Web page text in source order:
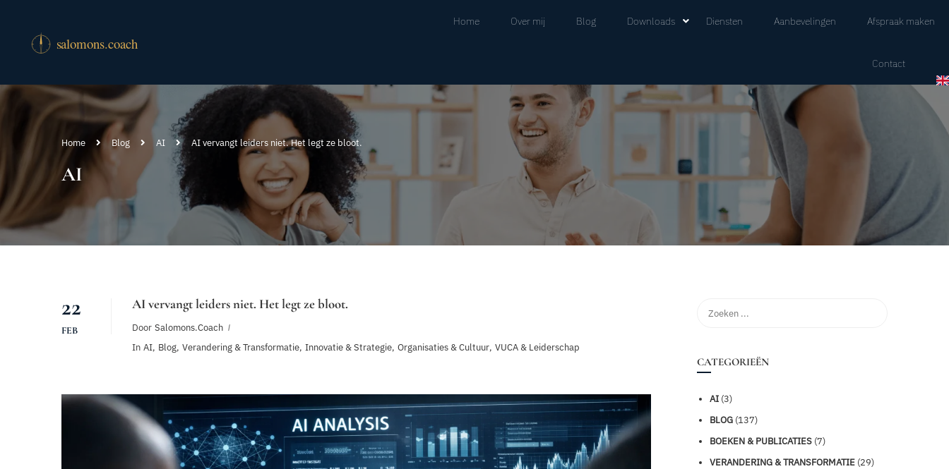
Home Over mij Blog Downloads Diensten Aanbevelingen Afspraak maken
Contact
Home Blog AI AI vervangt leiders niet. Het legt ze bloot.
AI
22
FEB
AI vervangt leiders niet. Het legt ze bloot.
Door Salomons.coach
In AI, Blog, Verandering & Transformatie, Innovatie & Strategie, Organisaties & Cultuur, VUCA & Leiderschap
CATEGORIEËN
AI (3)
BLOG (137)
BOEKEN & PUBLICATIES (7)
VERANDERING & TRANSFORMATIE (29)